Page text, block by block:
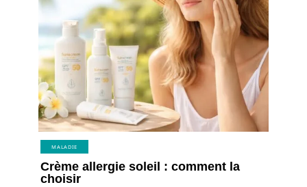
MALADIE
Crème allergie soleil : comment la
choisir